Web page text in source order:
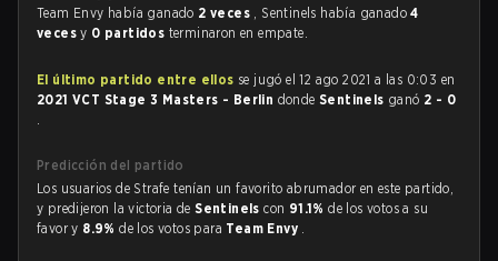
Team Envy había ganado 2 veces , Sentinels había ganado4
vecesy 0 partidos terminaron en empate.
El último partido entre ellos se jugó el 12 ago 2021 a las 0:03 en
2021 VCT Stage 3 Masters - Berlin dondeSentinels ganó 2 - 0
.
Predicción del partido
Los usuarios de Strafe tenían un favorito abrumador en este partido,
y predijeron la victoria deSentinelscon 91.1%de los votos a su
favor y 8.9%de los votos para Team Envy .